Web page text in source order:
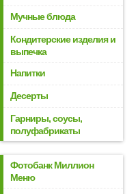
Мучные блюда
Кондитерские изделия и
выпечка
Напитки
Десерты
Гарниры, соусы,
полуфабрикаты
Фотобанк Миллион
Меню